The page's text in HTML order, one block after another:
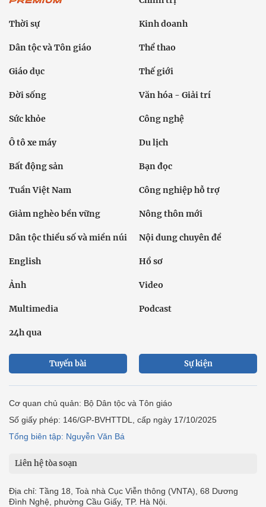
Thời sự Kinh doanh
Dân tộc và Tôn giáo Thể thao
Giáo dục Thế giới
Đời sống Văn hóa - Giải trí
Sức khỏe Công nghệ
Ô tô xe máy Du lịch
Bất động sản Bạn đọc
Tuần Việt Nam Công nghiệp hỗ trợ
Giảm nghèo bền vững Nông thôn mới
Dân tộc thiểu số và miền núi Nội dung chuyên đề
English Hồ sơ
Ảnh Video
Multimedia Podcast
24h qua
Tuyến bài Sự kiện
Cơ quan chủ quản: Bộ Dân tộc và Tôn giáo
Số giấy phép: 146/GP-BVHTTDL, cấp ngày 17/10/2025
Tổng biên tập: Nguyễn Văn Bá
Liên hệ tòa soạn
Địa chỉ: Tầng 18, Toà nhà Cục Viễn thông (VNTA), 68 Dương
Đình Nghệ, phường Cầu Giấy, TP. Hà Nội.